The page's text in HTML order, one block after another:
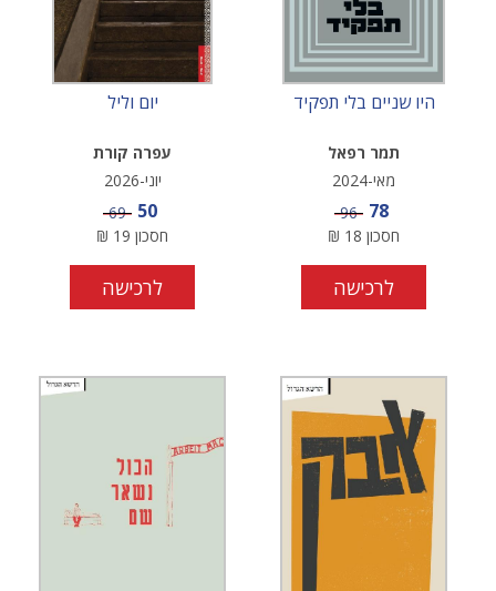
היו שניים בלי תפקיד
תמר רפאל
מאי-2024
מחיר מבצע
78 מחיר
96
חסכון 18
₪
לרכישה
יום וליל
עפרה קורת
יוני-2026
מחיר מבצע
50 מחיר
69
חסכון 19
₪
לרכישה